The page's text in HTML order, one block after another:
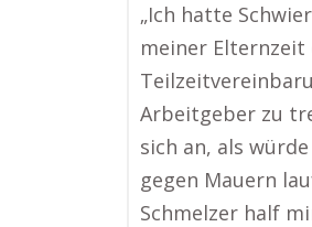
„Ich hatte
meiner Elternzeit
Arbeitgeber zu
sich an, als
gegen Mauern
Schmelzer half